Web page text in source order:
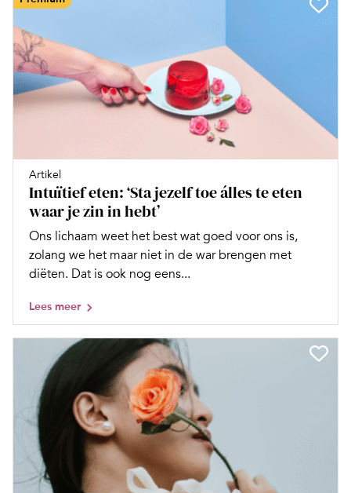
Artikel
Intuïtief eten: ‘Sta jezelf toe álles te eten
waar je zin in hebt’
Ons lichaam weet het best wat goed voor ons is,
zolang we het maar niet in de war brengen met
diëten. Dat is ook nog eens...
Lees meer